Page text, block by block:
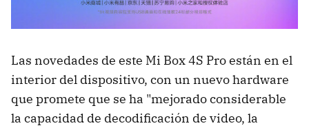
Las novedades de este Mi Box 4S Pro están en el
interior del dispositivo, con un nuevo hardware
que promete que se ha "mejorado considerable
la capacidad de decodificación de video, la